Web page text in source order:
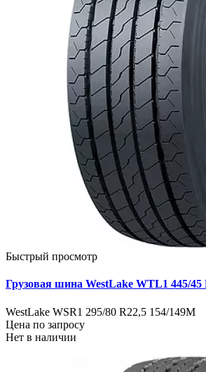
Быстрый просмотр
Грузовая шина WestLake WTL1 445/45
WestLake WSR1 295/80 R22,5 154/149M
Цена по запросу
Нет в наличии